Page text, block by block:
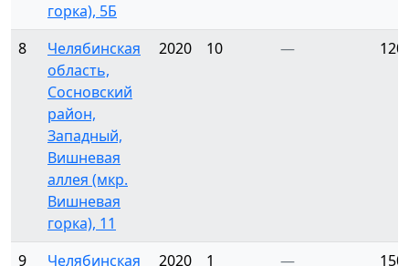
горка), 5Б
8
Челябинская
область,
Сосновский
район,
Западный,
Вишневая
аллея (мкр.
Вишневая
горка), 11
2020 10 — 120
9 Челябинская 2020 1 — 150